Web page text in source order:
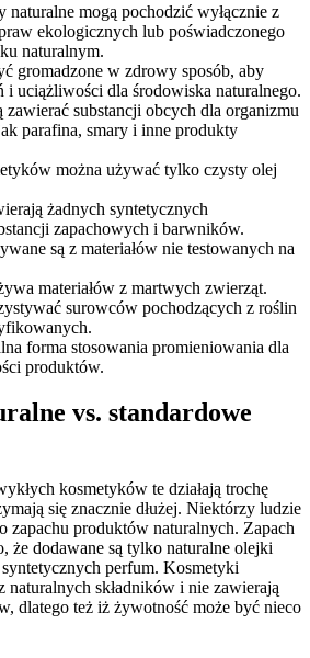
naturalne mogą pochodzić wyłącznie z
ekologicznych lub poświadczonego
naturalnym.
gromadzone w zdrowy sposób, aby
i uciążliwości dla środowiska naturalnego.
zawierać substancji obcych dla organizmu
parafina, smary i inne produkty
można używać tylko czysty olej
żadnych syntetycznych
zapachowych i barwników.
są z materiałów nie testowanych na
materiałów z martwych zwierząt.
surowców pochodzących z roślin
forma stosowania promieniowania dla
produktów.
vs. standardowe
kosmetyków te działają trochę
się znacznie dłużej. Niektórzy ludzie
zapachu produktów naturalnych. Zapach
że dodawane są tylko naturalne olejki
perfum. Kosmetyki
naturalnych składników i nie zawierają
dlatego też iż żywotność może być nieco